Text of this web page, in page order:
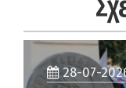
28-07-